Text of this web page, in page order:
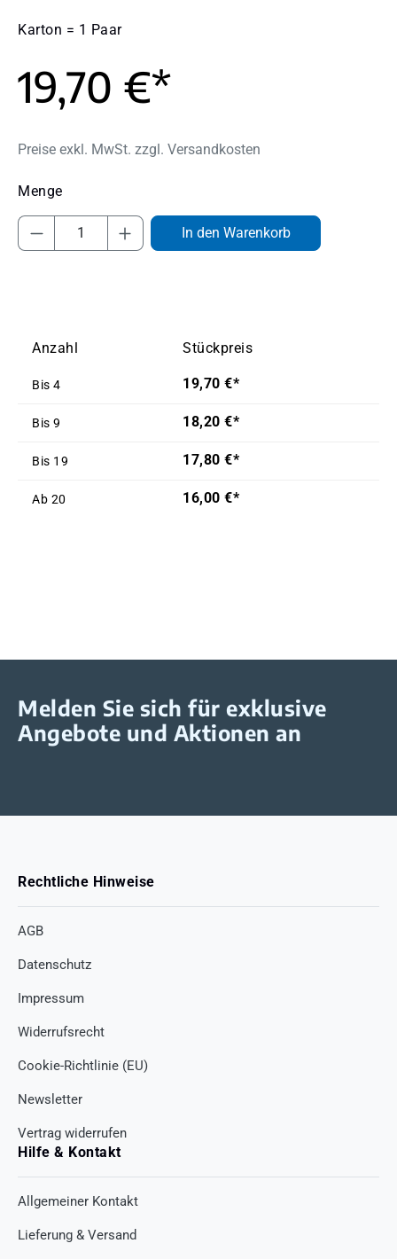
Karton = 1 Paar
19,70 €*
Preise exkl. MwSt. zzgl. Versandkosten
Produkt Anzahl: Gib den gewünschten
In den Warenkorb
Anzahl Stückpreis
Bis 4 19,70 €*
Bis 9 18,20 €*
Bis 19 17,80 €*
Ab 20 16,00 €*
Melden Sie sich für exklusive
Angebote und Aktionen an
Rechtliche Hinweise
AGB
Datenschutz
Impressum
Widerrufsrecht
Cookie-Richtlinie (EU)
Newsletter
Vertrag widerrufen
Hilfe & Kontakt
Allgemeiner Kontakt
Lieferung & Versand